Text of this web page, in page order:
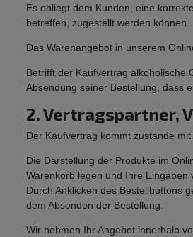
Es obliegt dem Kunden, eine
betreffen, zugestellt werden können.
Das Warenangebot in unserem
Betrifft der Kaufvertrag alkoholische
Absendung seiner Bestellung, dass
2. Vertragspartner,
Der Kaufvertrag kommt zustande
Die Darstellung der Produkte im
Warenkorb legen und Ihre
Durch Anklicken des Bestellbuttons
dem Absenden der Bestellung.
Wir nehmen Ihr Angebot innerhalb